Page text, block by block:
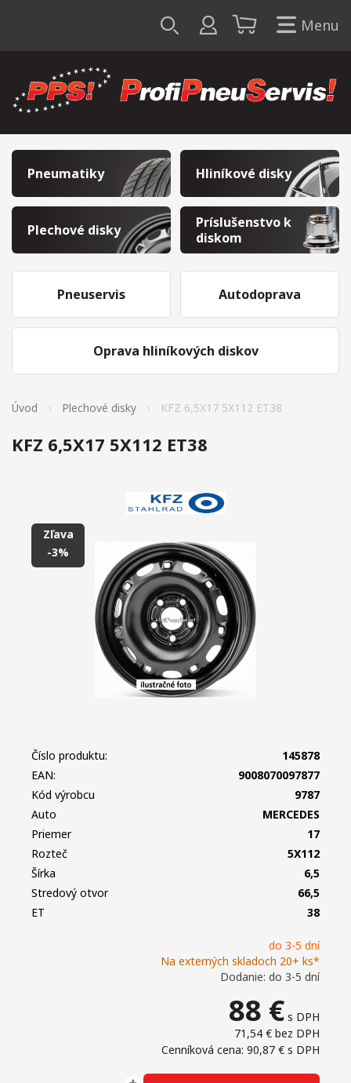
Menu
Pneumatiky Hliníkové disky
Plechové disky
Príslušenstvo k
diskom
Pneuservis
Oprava hliníkových diskov
Autodoprava
Úvod Plechové disky KFZ 6,5X17 5X112 ET38
KFZ 6,5X17 5X112 ET38
Zľava
-3%
do 3-5 dní
Na externých skladoch 20+ ks*
Dodanie: do 3-5 dní
88 € s DPH
71,54 € bez DPH
Cenníková cena: 90,87 € s DPH
Číslo produktu:
145878
EAN:
9008070097877
Kód výrobcu
9787
Auto
MERCEDES
Priemer
17
Rozteč
5X112
Šírka
6,5
Stredový otvor
66,5
ET
38